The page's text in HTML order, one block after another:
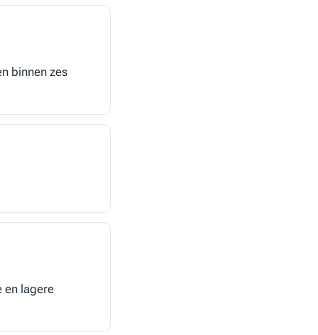
binnen zes
en lagere